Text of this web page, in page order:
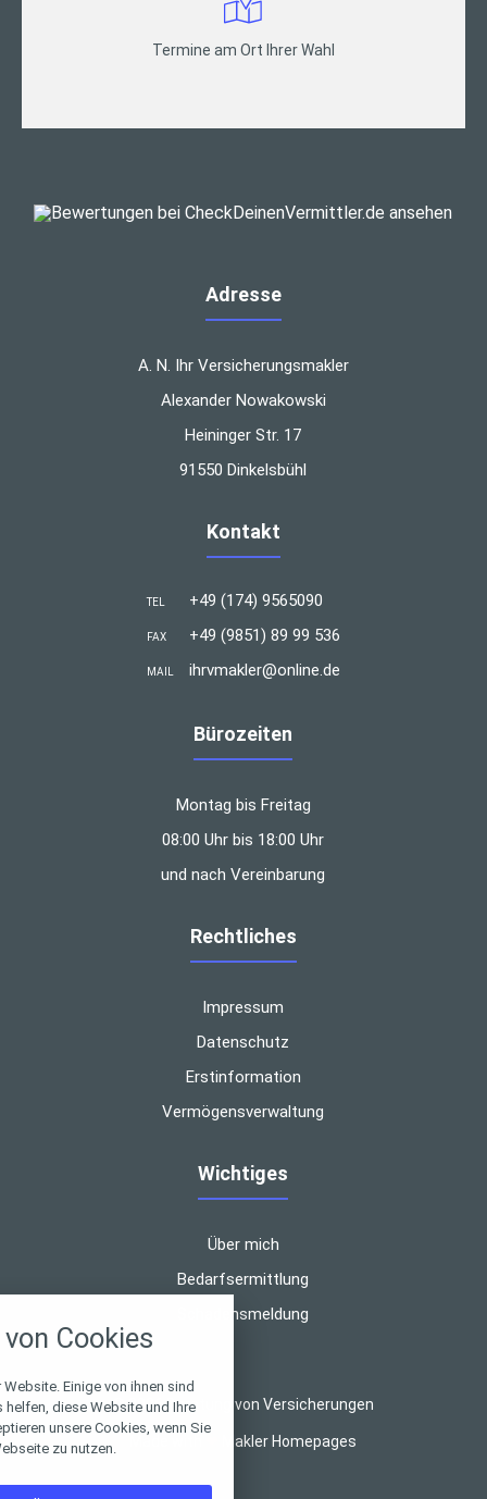
Termine am Ort Ihrer Wahl
Adresse
A. N. Ihr Versicherungsmakler
Alexander Nowakowski
Heininger Str. 17
91550 Dinkelsbühl
Kontakt
TEL +49 (174) 9565090
FAX +49 (9851) 89 99 536
MAIL ihrvmakler@online.de
Bürozeiten
Montag bis Freitag
08:00 Uhr bis 18:00 Uhr
und nach Vereinbarung
Rechtliches
Impressum
Datenschutz
Erstinformation
Vermögensverwaltung
Wichtiges
Über mich
Bedarfsermittlung
Schadensmeldung
© 2026 Beratung von Versicherungen
Makler Homepages
Cookies
Einige von ihnen sind
diese Website und Ihre
unsere Cookies, wenn Sie
zu nutzen.
folgende Kategorien zu
Notwendig
Performance